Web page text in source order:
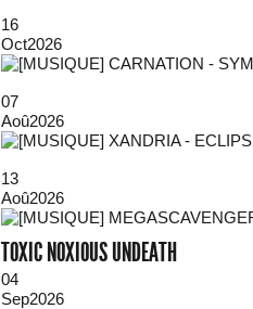
16
Oct2026
07
Aoû2026
13
Aoû2026
TOXIC NOXIOUS UNDEATH
04
Sep2026